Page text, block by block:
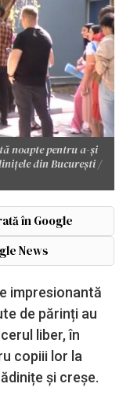
noapte pentru a-și
din București /
în Google
News
impresionantă
de părinți au
liber, în
copiii lor la
și creșe.